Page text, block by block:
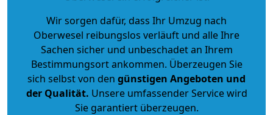
Wir sorgen dafür, dass Ihr Umzug nach
Oberwesel reibungslos verläuft und alle Ihre
Sachen sicher und unbeschadet an Ihrem
Bestimmungsort ankommen. Überzeugen Sie
sich selbst von den günstigen Angeboten und
der Qualität. Unsere umfassender Service wird
Sie garantiert überzeugen.